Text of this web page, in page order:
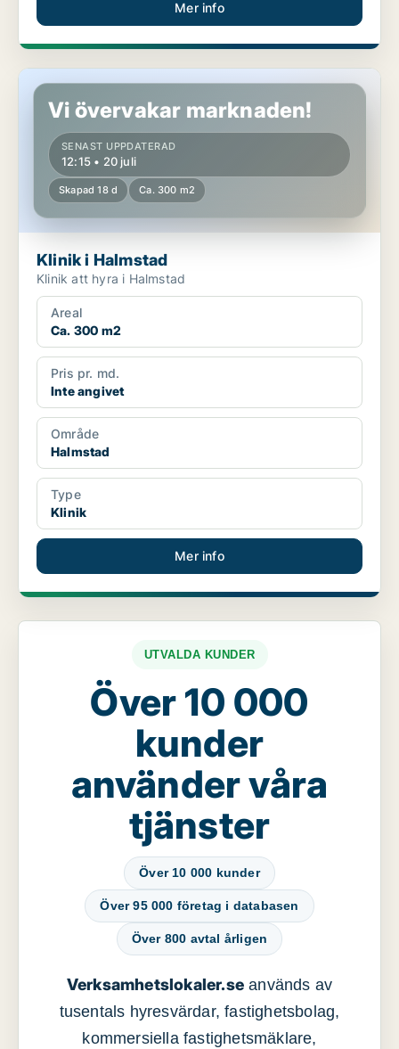
Mer info
Klinik i Halmstad
Vi övervakar marknaden!
SENAST UPPDATERAD
12:15 • 20 juli
Skapad 18 d Ca. 300 m2
Klinik i Halmstad
Klinik att hyra i Halmstad
Areal
Ca. 300 m2
Pris pr. md.
Inte angivet
Område
Halmstad
Type
Klinik
Mer info
UTVALDA KUNDER
Över 10 000
kunder
använder våra
tjänster
Över 10 000 kunder
Över 95 000 företag i databasen
Över 800 avtal årligen
Verksamhetslokaler.se används av
tusentals hyresvärdar, fastighetsbolag,
kommersiella fastighetsmäklare,